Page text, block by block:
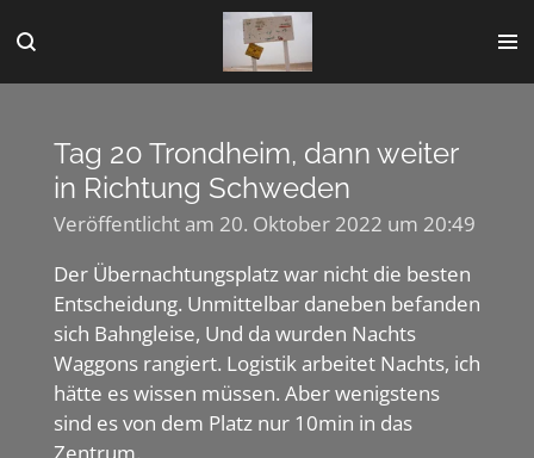
Hauptinhalt
springen
Tag 20 Trondheim, dann weiter
in Richtung Schweden
Veröffentlicht am 20. Oktober 2022 um 20:49
Der Übernachtungsplatz war nicht die besten
Entscheidung. Unmittelbar daneben befanden
sich Bahngleise, Und da wurden Nachts
Waggons rangiert. Logistik arbeitet Nachts, ich
hätte es wissen müssen. Aber wenigstens
sind es von dem Platz nur 10min in das
Zentrum.